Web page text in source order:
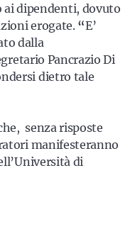
dipendenti, dovuto
erogate. “E’
dalla
Pancrazio Di
dietro tale
senza risposte
manifesteranno
di